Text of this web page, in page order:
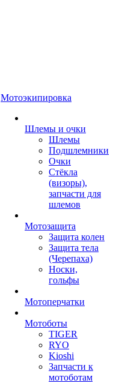
Мотоэкипировка
Шлемы и очки
Шлемы
Подшлемники
Очки
Стёкла
(визоры),
запчасти для
шлемов
Мотозащита
Защита колен
Защита тела
(Черепаха)
Носки,
гольфы
Мотоперчатки
Мотоботы
TIGER
RYO
Kioshi
Запчасти к
мотоботам